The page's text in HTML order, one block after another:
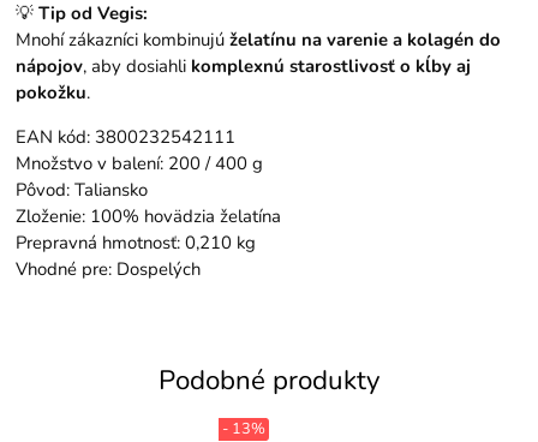
💡Tip od Vegis:
Mnohí zákazníci kombinujúželatínu na varenie a kolagén do
nápojov, aby dosiahli komplexnú starostlivosť o kĺby aj
pokožku.
EAN kód: 3800232542111
Množstvo v balení: 200 / 400 g
Pôvod: Taliansko
Zloženie: 100% hovädzia želatína
Prepravná hmotnosť: 0,210 kg
Vhodné pre: Dospelých
Podobné produkty
- 13%